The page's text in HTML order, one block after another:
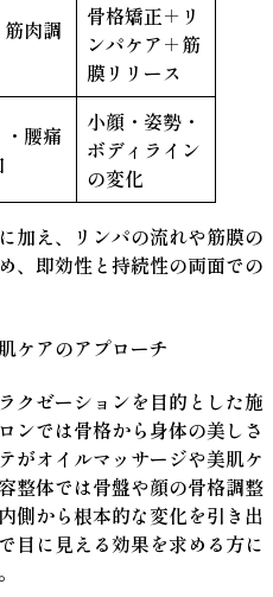
肉調
骨格矯正＋リ
ンパケア＋筋
膜リリース
腰痛
小顔・姿勢・
ボディライン
の変化
加え、リンパの流れや筋膜の
、即効性と持続性の両面での
ケアのアプローチ
クゼーションを目的とした施
ンでは骨格から身体の美しさ
がオイルマッサージや美肌ケ
整体では骨盤や顔の骨格調整
側から根本的な変化を引き出
目に見える効果を求める方に